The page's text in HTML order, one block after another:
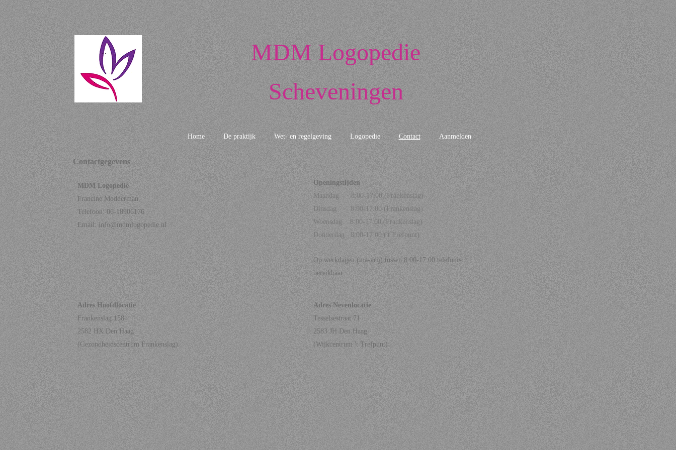
MDM Logopedie
Scheveningen
Home De praktijk Wet- en regelgeving Logopedie Contact Aanmelden
Contactgegevens
MDM Logopedie
Francine Modderman
Telefoon: 06-18906176
Email: info@mdmlogopedie.nl
Openingstijden
Maandag 8:00-17:00 (Frankenslag)
Dinsdag 8:00-17:00 (Frankenslag)
Woensdag 8:00-17:00 (Frankenslag)
Donderdag 8:00-17:00 ('t Trefpunt)
Op werkdagen (ma-vrij) tussen 8:00-17:00 telefonisch
bereikbaar.
Adres Hoofdlocatie
Frankenslag 158
2582 HX Den Haag
(Gezondheidscentrum Frankenslag)
Adres Nevenlocatie
Tesselsestraat 71
2583 JH Den Haag
(Wijkcentrum 't Trefpunt)